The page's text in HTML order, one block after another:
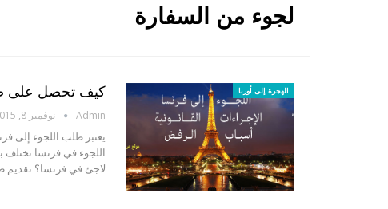
لجوء من السفارة
الهجرة إلى أوربا كيف تحصل على
Admin نوفمبر 8, 2015
يعتبر طلب اللجوء إلى
اللجوء في فرنسا
لاجئ في فرنسا؟